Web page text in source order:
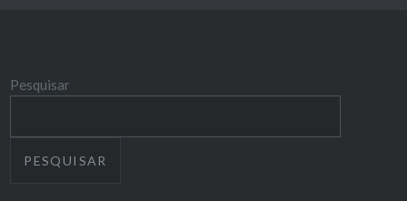
Pesquisar
PESQUISAR